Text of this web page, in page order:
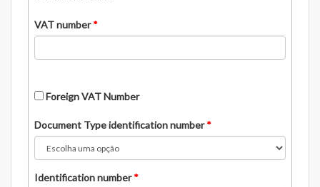
VAT number*
Foreign VAT Number
Document Type identification number*
Identification number*